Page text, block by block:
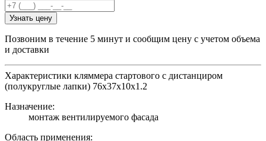
Узнать цену
Позвоним в течение 5 минут и сообщим цену с учетом объема
и доставки
Характеристики кляммера стартового с дистанциром
(полукруглые лапки) 76х37х10х1.2
Назначение:
монтаж вентилируемого фасада
Область применения: